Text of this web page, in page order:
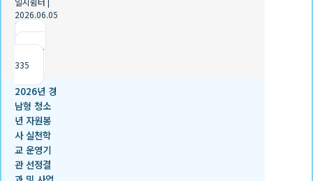
2026.06.05
|
조회
335
2026년 경
남형 청소
년 자원봉
사 실천학
교 운영기
관 선정결